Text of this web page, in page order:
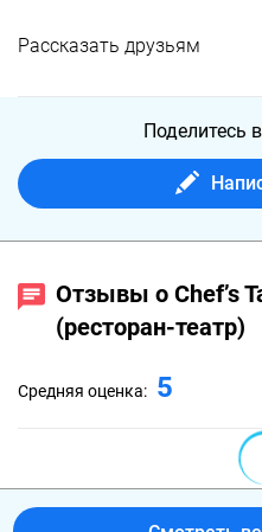
Рассказать друзьям
Поделитесь
Отзывы о Chef’s
(ресторан-театр)
Средняя оценка: 5